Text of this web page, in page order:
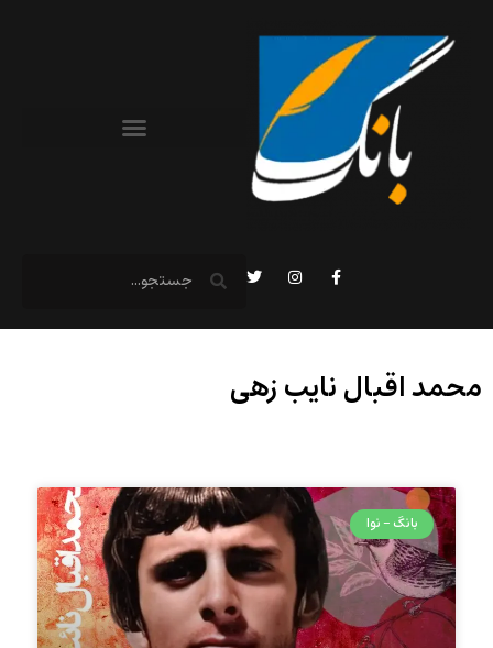
محمد اقبال نایب زهی
بانگ - نوا